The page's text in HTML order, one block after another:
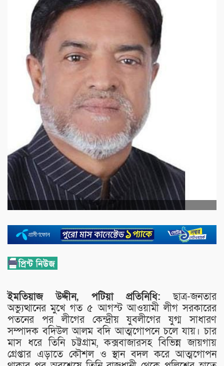
ইমতিয়াজ উদ্দীন, পটিয়া প্রতিনিধি:ছাত্র-জনতার
অভ্যুত্থানের মুখে গত ৫ আগস্ট আওয়ামী লীগ সরকারের
পতনের পর লীগের কেন্দ্রীয় যুবলীগের যুগ্ম সাধারণ
সম্পাদক বদিউল আলম বদি আত্মগোপনে চলে যায়। চার
মাস ধরে তিনি চট্টগ্রাম, কক্সবাজারসহ বিভিন্ন জায়গায়
গ্রেপ্তার এড়াতে কৌশল ও স্থান বদল করে আত্মগোপন